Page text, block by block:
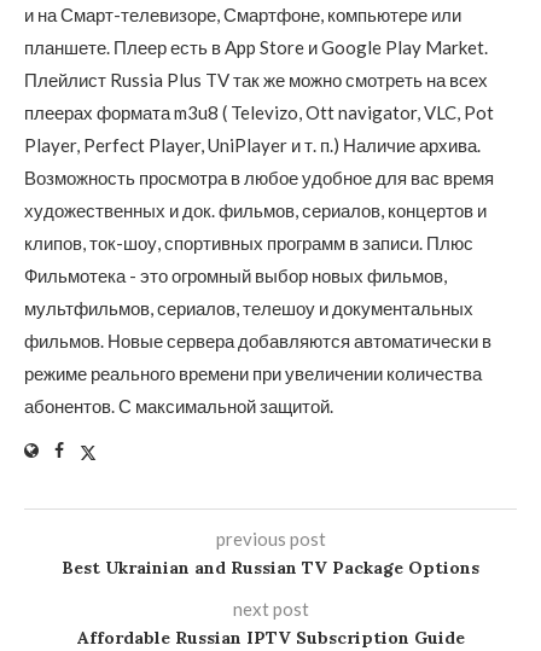
и на Смарт-телевизоре, Смартфоне, компьютере или
планшете. Плеер есть в App Store и Google Play Market.
Плейлист Russia Plus TV так же можно смотреть на всех
плеерах формата m3u8 ( Televizo, Ott navigator, VLC, Pot
Player, Perfect Player, UniPlayer и т. п.) Наличие архива.
Возможность просмотра в любое удобное для вас время
художественных и док. фильмов, сериалов, концертов и
клипов, ток-шоу, спортивных программ в записи. Плюс
Фильмотека - это огромный выбор новых фильмов,
мультфильмов, сериалов, телешоу и документальных
фильмов. Новые сервера добавляются автоматически в
режиме реального времени при увеличении количества
абонентов. С максимальной защитой.
previous post
Best Ukrainian and Russian TV Package Options
next post
Affordable Russian IPTV Subscription Guide